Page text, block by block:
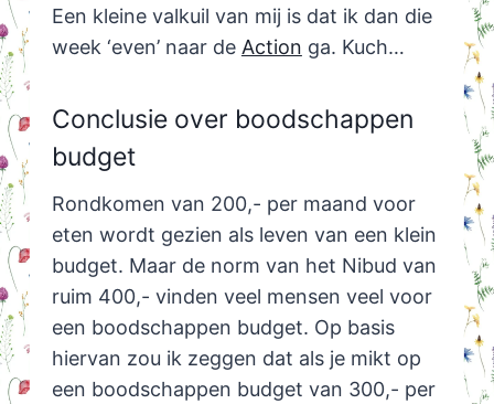
Een kleine valkuil van mij is dat ik dan die
week ‘even’ naar de Action ga. Kuch…
Conclusie over boodschappen
budget
Rondkomen van 200,- per maand voor
eten wordt gezien als leven van een klein
budget. Maar de norm van het Nibud van
ruim 400,- vinden veel mensen veel voor
een boodschappen budget. Op basis
hiervan zou ik zeggen dat als je mikt op
een boodschappen budget van 300,- per